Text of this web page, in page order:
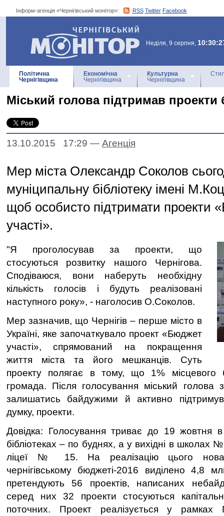
Інформ-агенція «Чернігівський монітор»: RSS Twitter Facebook
Інформ-агенція
«Чернігівський монітор»
Неділя, 9 серпня,
Політична
Чернігівщина
Економічна
Чернігівщина
Культурна
Чернігівщина
Міський голова підтримав проекти
13.10.2015 17:29 — Агенцiя
Мер міста Олександр Соколов
муніципальну бібліотеку імені
щоб особисто підтримати проекти
участі».
"Я проголосував за проекти, що
стосуються розвитку нашого Чернігова.
Сподіваюся, вони наберуть необхідну
кількість голосів і будуть реалізовані
наступного року», - наголосив О.Соколов.
Мер зазначив, що Чернігів – перше місто в
Україні, яке започаткувало проект «Бюджет
участі», спрямований на покращення
життя міста та його мешканців. Суть
проекту полягає в тому, що 1% місцевого
громада. Після голосування міський голова
залишатись байдужими й активно
думку, проекти.
Довідка: Голосування триває до 19 жовтня в
бібліотеках – по буднях, а у вихідні в
ліцеї № 15. На реалізацію цього
чернігівському бюджеті-2016 виділено 4,8
претендують 56 проектів, написаних
серед них 32 проекти стосуються
поточних. Проект реалізується у рамках